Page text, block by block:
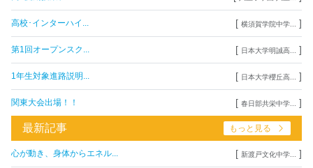
高校･インターハイ... [ 横須賀学院中学... ]
第1回オープンスク... [ 日本大学明誠高... ]
1年生対象進路説明... [ 日本大学櫻丘高... ]
関東大会出場！！ [ 春日部共栄中学... ]
最新記事 もっと見る
心が動き、身体からエネル... [ 新渡戸文化中学... ]